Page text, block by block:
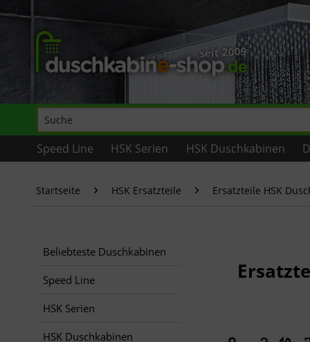
Speed Line HSK Serien HSK Duschkabinen
Startseite HSK Ersatzteile Ersatzteile HSK
Beliebteste Duschkabinen
Speed Line
HSK Serien
HSK Duschkabinen